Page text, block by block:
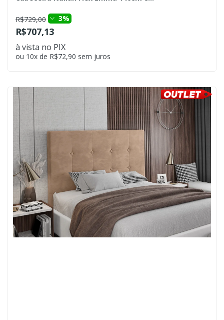
R$729,00 3%
R$707,13
à vista no PIX
ou 10x de R$72,90 sem juros